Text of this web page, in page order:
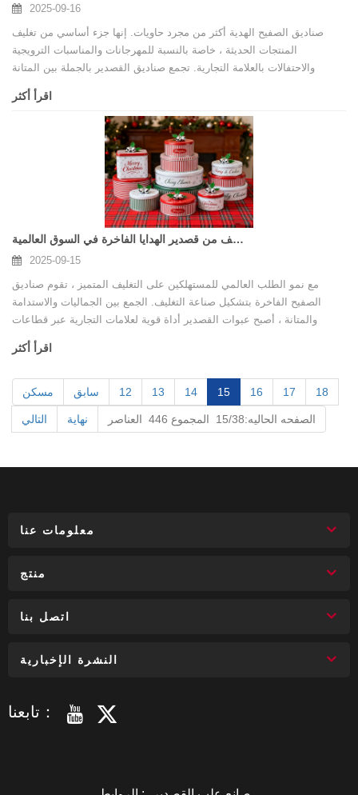
2025-09-16
صناديق الصفيح الهدية أكثر من مجرد حاويات. إنها جزء أساسي من تغليف
المنتجات الحديثة ، خاصة بالنسبة للمهرجانات والمناسبات الترويجية
والاحتفالات بالعلامة التجارية. تجمع صناديق القصدير بالجملة بين المتانة
والتخصيص والجاذبية الممتازة ، مما يجعلها الحل المثالي للشركات التي تهدف
اقرأ أكثر
صعود التغليف من قصدير الهدايا الفاخرة في السوق العالمية
2025-09-15
مع نمو الطلب العالمي للمستهلكين على التغليف المتميز ، تقوم صناديق
الصفيح الفاخرة بتشكيل صناعة التغليف. الجمع بين الجماليات والاستدامة
والمتانة ، أصبح عبوات القصدير أداة قوية لعلامات التجارية عبر قطاعات
متعددة. بصفتنا موردًا مخصصًا للتغليف من قصدير الهدايا المطبوع مخصصًا ،
نحن متخصصون في تقديم حلول مخصصة تعزز قيمة العلامة التجارية ، وتوفر
اقرأ أكثر
مسكن سابق 12 13 14 15 16 17 18
التالي نهاية الصفحه الحاليه:15/38 المجموع 446 العناصر
معلومات عنا
منتج
اتصل بنا
النشرة الإخبارية
تابعنا：